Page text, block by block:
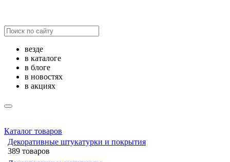
везде
в каталоге
в блоге
в новостях
в акциях
Каталог товаров
Декоративные штукатурки и покрытия
389 товаров